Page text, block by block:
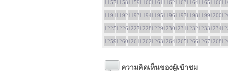
11571158115911601161 11621163116411651166
1191119211931194119511961197119811991200
1225122612271228122912301231123212331234
1259126012611262126312641265126612671268
ความคิดเห็นของผู้เข้าชม